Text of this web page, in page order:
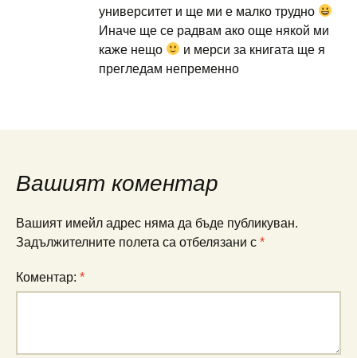
университет и ще ми е малко трудно
Иначе ще се радвам ако още някой ми
каже нещо
и мерси за книгата ще я
прегледам непременно
Вашият коментар
Вашият имейл адрес няма да бъде публикуван.
Задължителните полета са отбелязани с *
Коментар: *